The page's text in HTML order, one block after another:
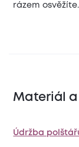
rázem osvěžíte.
Materiál a
Údržba